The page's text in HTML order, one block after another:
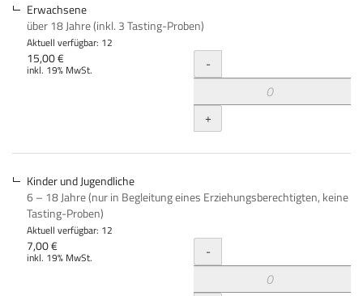
Erwachsene
über 18 Jahre (inkl. 3 Tasting-Proben)
Aktuell verfügbar: 12
15,00 €
inkl. 19% MwSt. Menge
-
+
Kinder und Jugendliche
6 – 18 Jahre (nur in Begleitung eines Erziehungsberechtigten, keine
Tasting-Proben)
Aktuell verfügbar: 12
7,00 €
inkl. 19% MwSt. Menge
-